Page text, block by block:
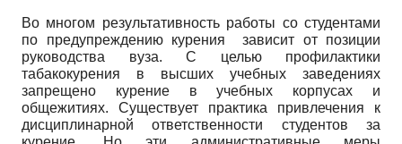
Во многом результативность работы со студентами
по предупреждению курения зависит от позиции
руководства вуза. С целью профилактики
табакокурения в высших учебных заведениях
запрещено курение в учебных корпусах и
общежитиях. Существует практика привлечения к
дисциплинарной ответственности студентов за